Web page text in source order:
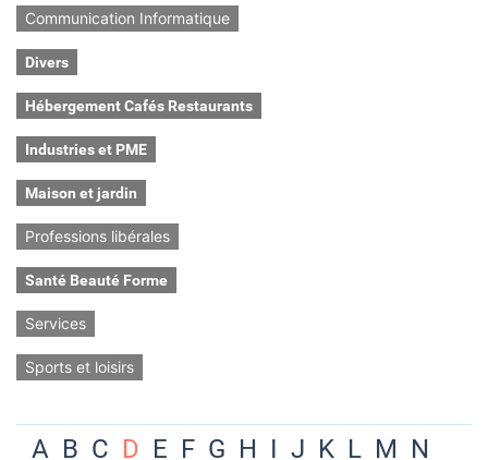
Communication Informatique
Divers
Hébergement Cafés Restaurants
Industries et PME
Maison et jardin
Professions libérales
Santé Beauté Forme
Services
Sports et loisirs
A B C D E F G H I J K L M N